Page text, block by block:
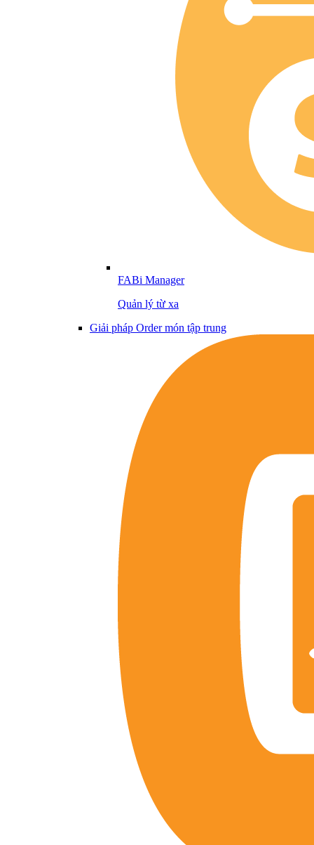
FABi Manager
Quản lý từ xa
Giải pháp Order món tập trung